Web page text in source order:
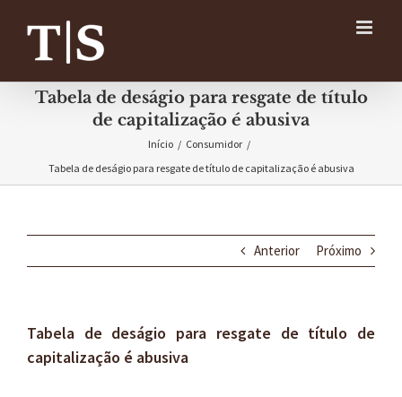
conteúdo
Tabela de deságio para resgate de título
de capitalização é abusiva
Início / Consumidor /
Tabela de deságio para resgate de título de capitalização é abusiva
Anterior Próximo
Tabela de deságio para resgate de título de
capitalização é abusiva